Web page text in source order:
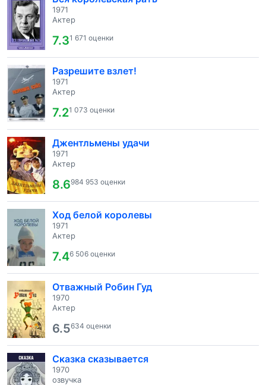
1971
Актер
7.31 671 оценки
Разрешите взлет!
1971
Актер
7.21 073 оценки
Джентльмены удачи
1971
Актер
8.6984 953 оценки
Ход белой королевы
1971
Актер
7.46 506 оценки
Отважный Робин Гуд
1970
Актер
6.5634 оценки
Сказка сказывается
1970
озвучка